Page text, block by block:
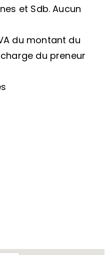
et Sdb. Aucun
du montant du
du preneur